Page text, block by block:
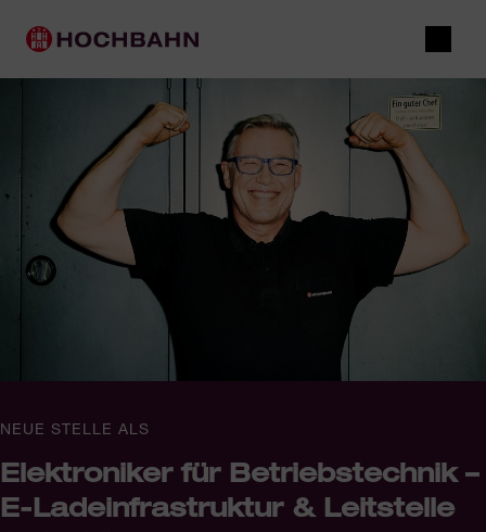
Hauptnavigation
NEUE STELLE ALS
Elektroniker für Betriebstechnik –
E-Ladeinfrastruktur & Leitstelle